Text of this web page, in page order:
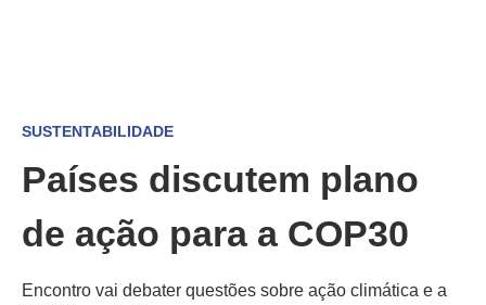
SUSTENTABILIDADE
Países discutem plano
de ação para a COP30
Encontro vai debater questões sobre ação climática e a